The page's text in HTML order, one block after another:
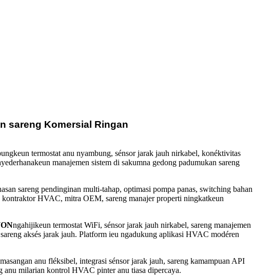
sareng Komersial Ringan
termostat anu nyambung, sénsor jarak jauh nirkabel, konéktivitas
manajemen sistem di sakumna gedong padumukan sareng
sareng pendinginan multi-tahap, optimasi pompa panas, switching bahan
kontraktor HVAC, mitra OEM, sareng manajer properti ningkatkeun
ngahijikeun termostat WiFi, sénsor jarak jauh nirkabel, sareng manajemen
aksés jarak jauh. Platform ieu ngadukung aplikasi HVAC modéren
anu fléksibel, integrasi sénsor jarak jauh, sareng kamampuan API
anu milarian kontrol HVAC pinter anu tiasa dipercaya.